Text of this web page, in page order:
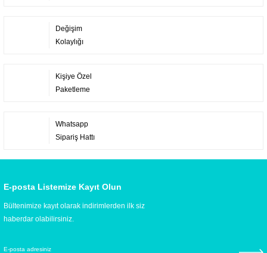
Değişim
Kolaylığı
Kişiye Özel
Paketleme
Whatsapp
Sipariş Hattı
E-posta Listemize Kayıt Olun
Bültenimize kayıt olarak indirimlerden ilk siz
haberdar olabilirsiniz.